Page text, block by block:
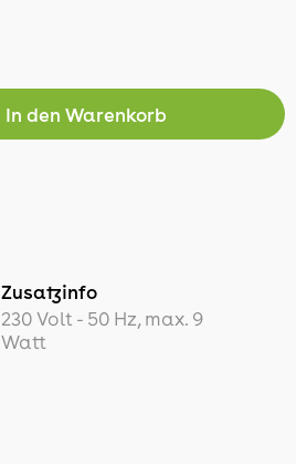
In den Warenkorb
Zusatzinfo
230 Volt - 50 Hz, max. 9
Watt